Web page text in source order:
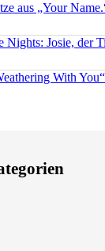
aus „Your
Josie, der
With